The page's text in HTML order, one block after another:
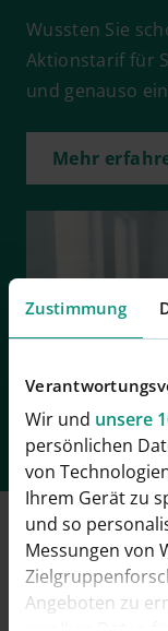
Zustimmung
Wir und unsere
persönlichen
von
Ihrem Gerät zu
und so
Messungen von
Angeboten zu
Wussten Sie
Aktionstarif für
und genauso
Mehr
Häufig